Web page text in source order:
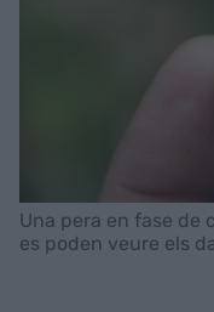
Una pera en fase de
es poden veure els